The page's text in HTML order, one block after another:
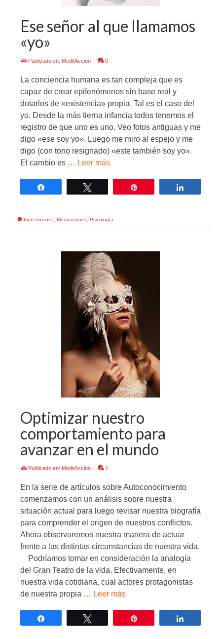
Ese señor al que llamamos
«yo»
Publicado en: MeditAccion | 0
La conciencia humana es tan compleja que es
capaz de crear epifenómenos sin base real y
dotarlos de «existencia» propia. Tal es el caso del
yo. Desde la más tierna infancia todos tenemos el
registro de que uno es uno. Veo fotos antiguas y me
digo «ese soy yo». Luego me miro al espejo y me
digo (con tono resignado) «este también soy yo».
El cambio es … Leer más
Jordi Jimenez Meditaciones Psicología
Optimizar nuestro
comportamiento para
avanzar en el mundo
Publicado en: MeditAccion | 1
En la serie de artículos sobre Autoconocimiento
comenzamos con un análisis sobre nuestra
situación actual para luego revisar nuestra biografía
para comprender el origen de nuestros conflictos.
Ahora observaremos nuestra manera de actuar
frente a las distintas circunstancias de nuestra vida.
Podríamos tomar en consideración la analogía
del Gran Teatro de la vida. Efectivamente, en
nuestra vida cotidiana, cual actores protagonistas
de nuestra propia … Leer más